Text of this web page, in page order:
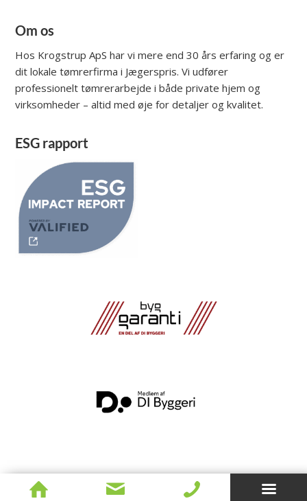
Om os
Hos Krogstrup ApS har vi mere end 30 års erfaring og er
dit lokale tømrerfirma i Jægerspris. Vi udfører
professionelt tømrerarbejde i både private hjem og
virksomheder – altid med øje for detaljer og kvalitet.
ESG rapport